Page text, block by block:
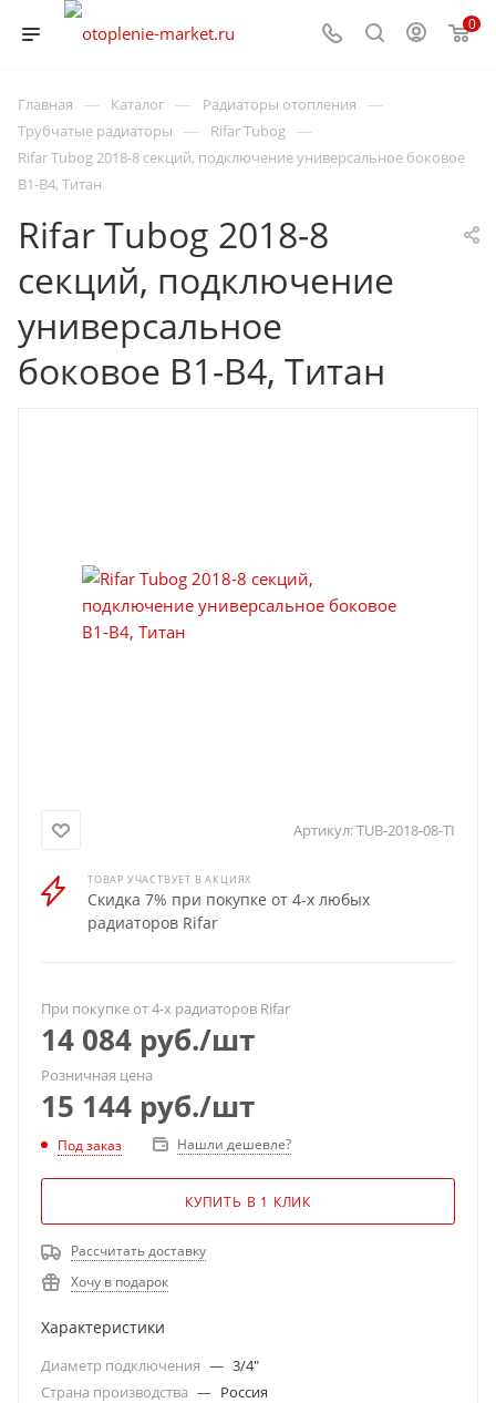
0
Главная — Каталог — Радиаторы отопления —
Трубчатые радиаторы — Rifar Tubog —
Rifar Tubog 2018-8 секций, подключение универсальное боковое
B1-B4, Титан
Rifar Tubog 2018-8
секций, подключение
универсальное
боковое B1-B4, Титан
Артикул:TUB-2018-08-TI
ТОВАР УЧАСТВУЕТ В АКЦИЯХ
Скидка 7% при покупке от 4-х любых
радиаторов Rifar
При покупке от 4-х радиаторов Rifar
14 084 руб./шт
Розничная цена
15 144 руб./шт
Под заказ Нашли дешевле?
КУПИТЬ В 1 КЛИК
Рассчитать доставку
Хочу в подарок
Характеристики
Диаметр подключения — 3/4"
Страна производства — Россия